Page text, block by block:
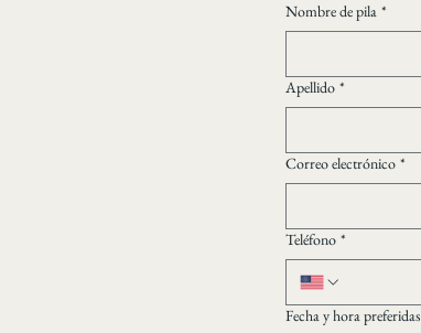
Nombre de pila *
Apellido *
Correo electrónico *
Teléfono *
Fecha y hora preferidas